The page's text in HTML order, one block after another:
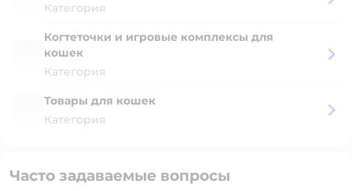
Категория
Когтеточки и игровые комплексы для
кошек
Категория
Товары для кошек
Категория
Часто задаваемые вопросы